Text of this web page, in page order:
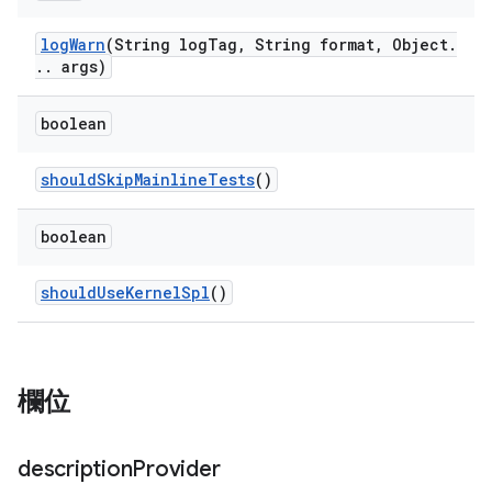
logWarn(String logTag , String format, Object.
. . args)
boolean
shouldSkipMainlineTests()
boolean
shouldUseKernelSpl()
欄位
descriptionProvider